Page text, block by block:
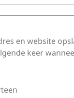
en website
keer